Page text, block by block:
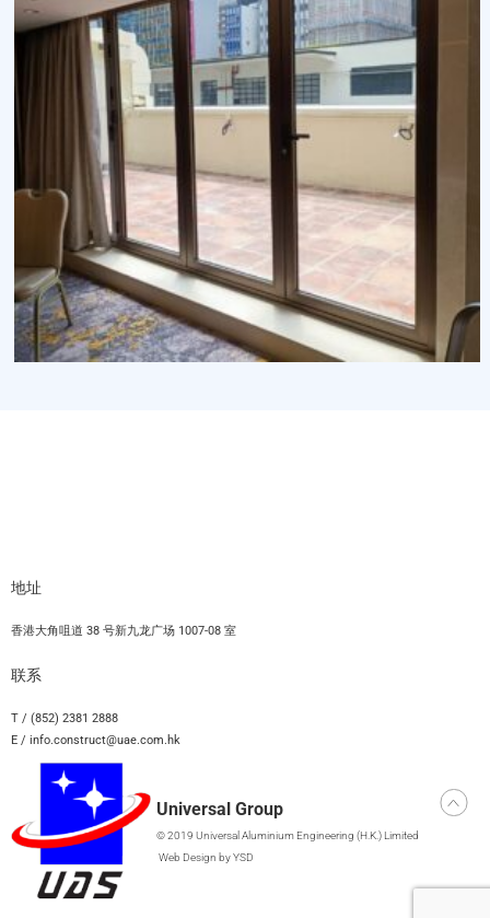
Universal Group
© 2019 Universal Aluminium Engineering (H.K.) Limited
Web Design by YSD
地址
香港大角咀道 38 号新九龙广场 1007-08 室
联系
T / (852) 2381 2888
E / info.construct@uae.com.hk